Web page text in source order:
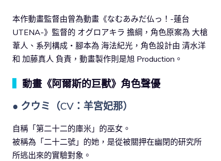
本作動畫監督由曾為動畫《なむあみだ仏っ！-蓮台
UTENA-》監督的 オグロアキラ 擔綱，角色原案為 大槍
葦人、系列構成・腳本為 海法紀光，角色設計由 清水洋
和 加藤真人 負責，動畫製作則是旭 Production。
動畫《阿爾斯的巨獸》角色聲優
● クウミ（CV：羊宮妃那）
自稱「第二十二的庫米」的巫女。
被稱為「二十二號」的她，是從被關押在幽閉的研究所
所逃出來的實驗對象。